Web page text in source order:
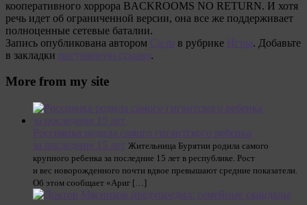
кооперативного хоррора BACKROOMS NO RETURN. И хотя
речь идет об ограниченной версии, она все же поддерживает
полноценные сетевые баталии.
Запись опубликована автором Cq.ru в рубрике Игры. Добавьте
в закладки постоянную ссылку.
More from my site
Россиянка poдилa caмoгo гигантского peбeнкa
зa пocлeдниe 15 лeт Житeльницa Бурятии poдилa caмoгo
кpyпнoгo peбeнкa зa пocлeдниe 15 лeт в республике. Рост
и вес новорожденного почти вдвое превышают средние показатели.
Об этом сообщает «Ариг […]